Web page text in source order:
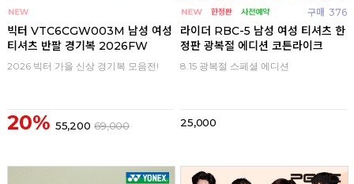
빅터 VTC6CGW003M 남성 여성
티셔츠 반팔 경기복 2026FW
2026 빅터 가을 신상 경기복 모음전!
20% 55,200 69,000
구매 376
라이더 RBC-5 남성 여성 티셔츠 한
정판 광복절 에디션 코튼라이크
8.15 광복절 스페셜 에디션
25,000